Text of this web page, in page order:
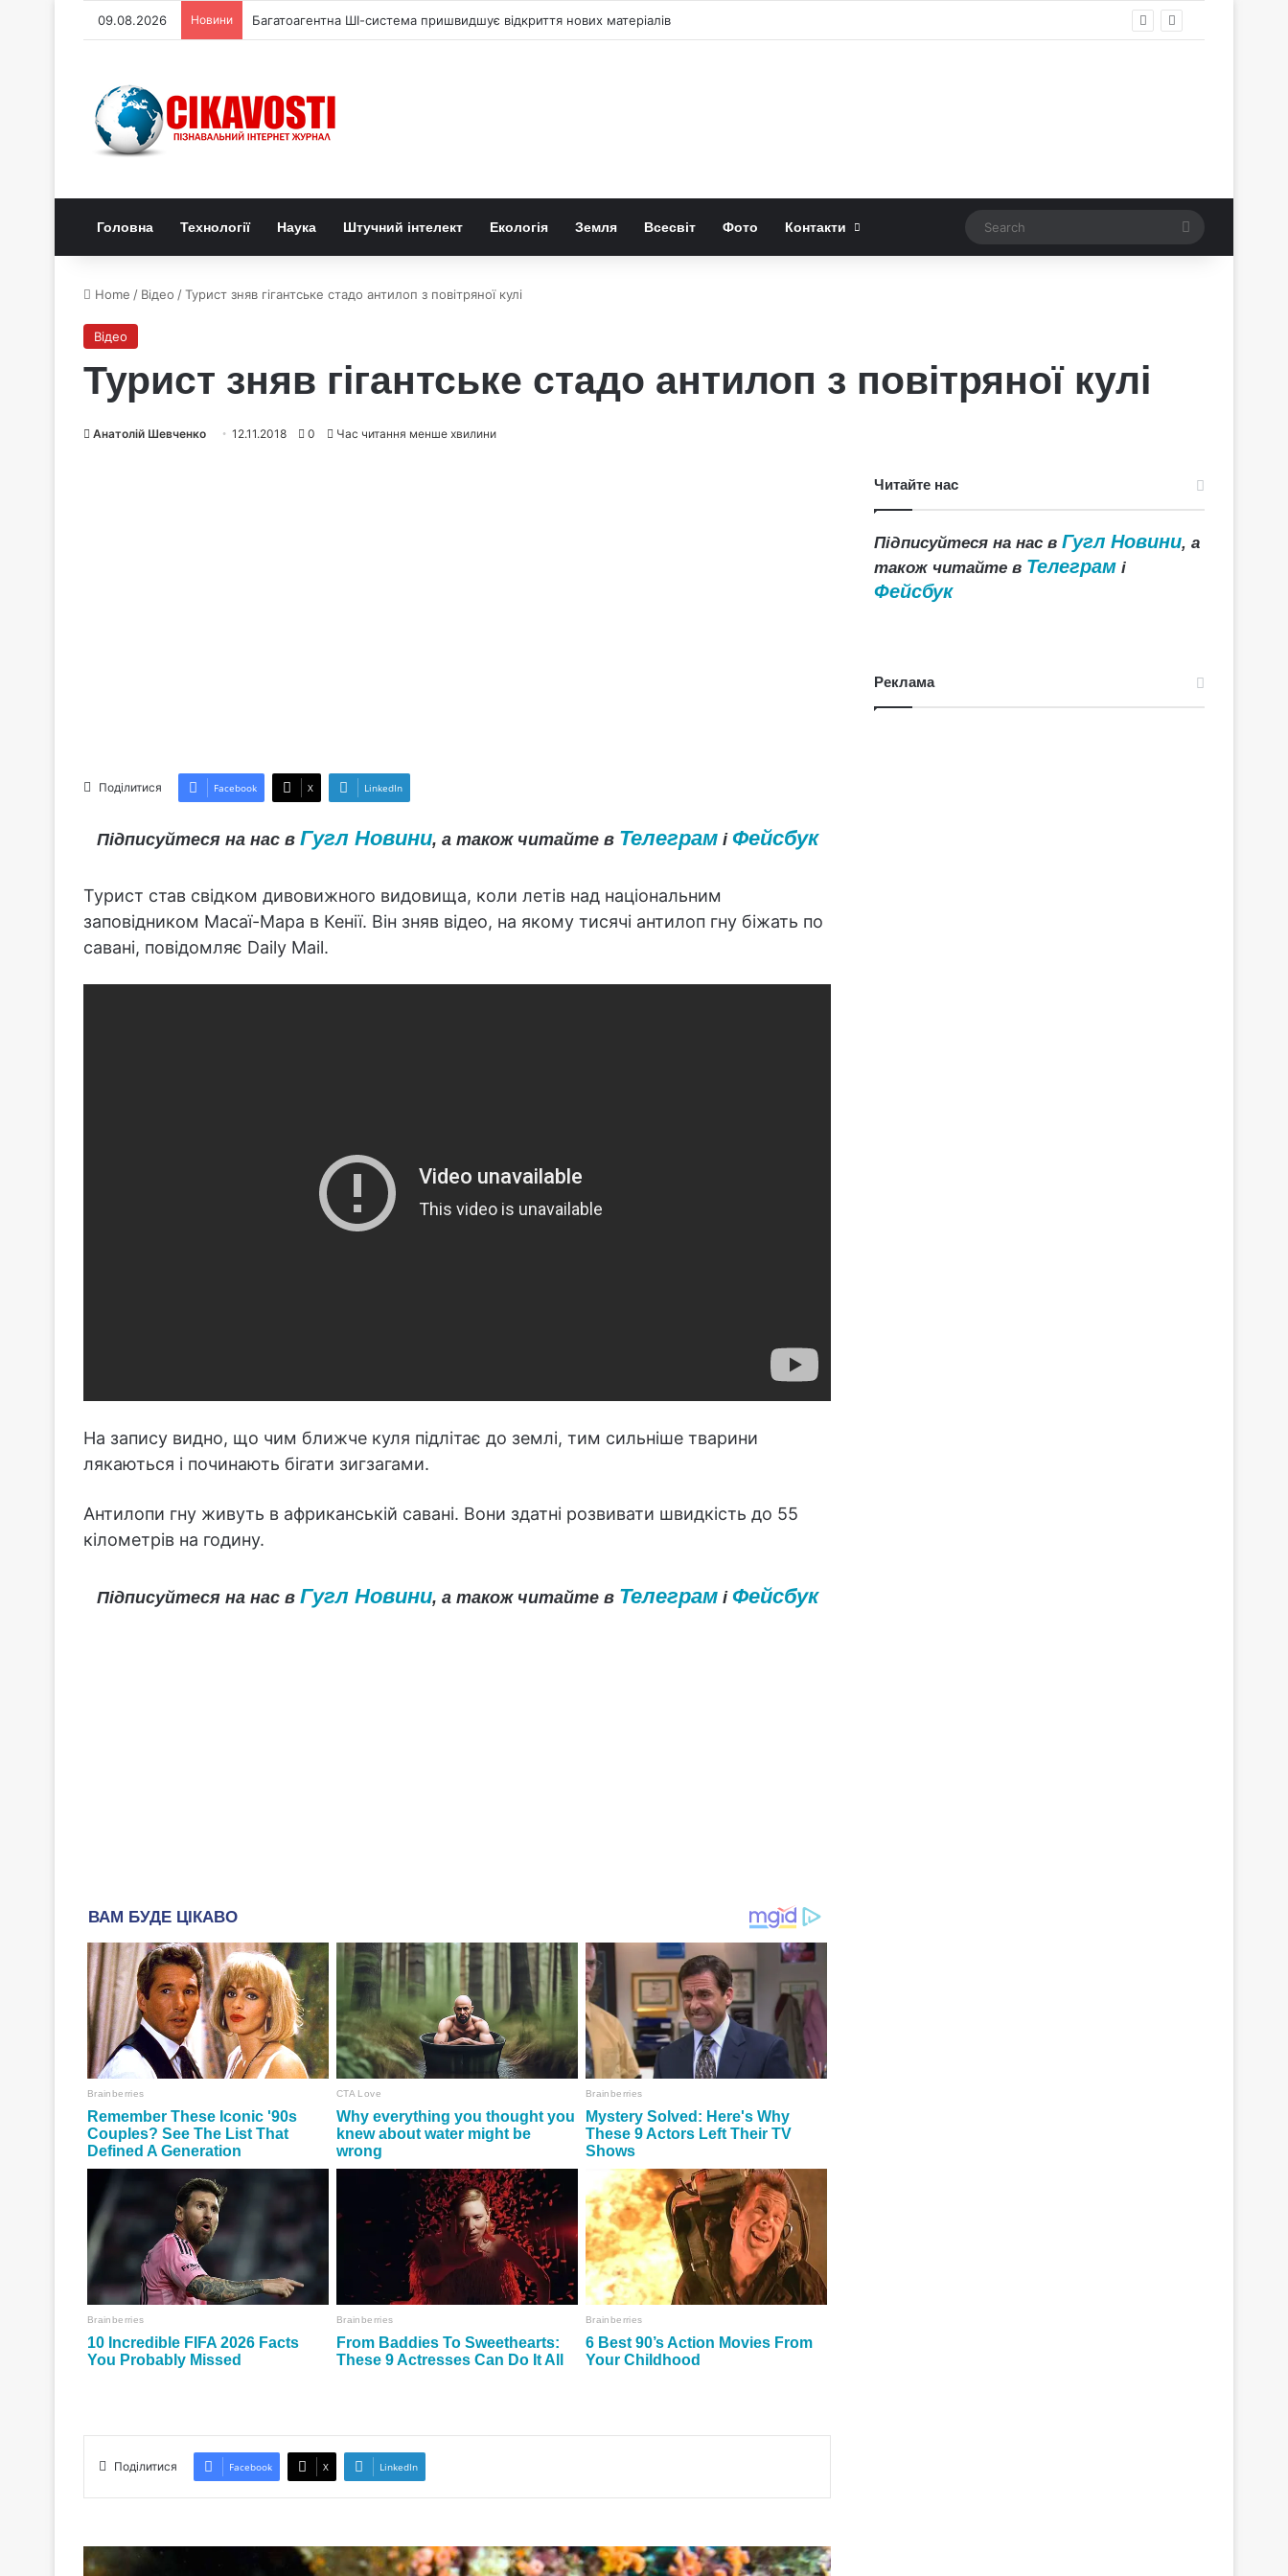
09.08.2026 Новини Багатоагентна ШІ-система пришвидшує відкриття нових матеріалів
Головна Технології Наука Штучний інтелект Екологія Земля Всесвіт Фото Контакти Search
Home / Відео /Турист зняв гігантське стадо антилоп з повітряної кулі
Відео
Турист зняв гігантське стадо антилоп з повітряної кулі
Анатолій Шевченко 12.11.2018 0 Час читання менше хвилини
Поділитися Facebook X LinkedIn
Підписуйтеся на нас в Гугл Новини, а також читайте в Телеграмі Фейсбук
Турист став свідком дивовижного видовища, коли летів над національним
заповідником Масаї-Мара в Кенії. Він зняв відео, на якому тисячі антилоп гну біжать по
савані, повідомляє Daily Mail.
На запису видно, що чим ближче куля підлітає до землі, тим сильніше тварини
лякаються і починають бігати зигзагами.
Антилопи гну живуть в африканській савані. Вони здатні розвивати швидкість до 55
кілометрів на годину.
Підписуйтеся на нас в Гугл Новини, а також читайте в Телеграмі Фейсбук
Поділитися Facebook X LinkedIn
Читайте нас
Підписуйтеся на нас вГугл Новини, а
також читайте в Телеграм і
Фейсбук
Реклама